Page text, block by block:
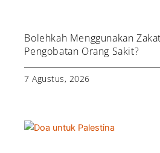
Bolehkah Menggunakan
Pengobatan Orang Sakit?
7 Agustus, 2026